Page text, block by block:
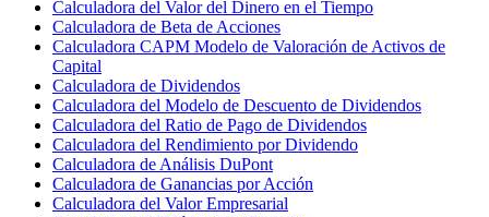
Calculadora del Valor del Dinero en el Tiempo
Calculadora de Beta de Acciones
Calculadora CAPM Modelo de Valoración de Activos de
Capital
Calculadora de Dividendos
Calculadora del Modelo de Descuento de Dividendos
Calculadora del Ratio de Pago de Dividendos
Calculadora del Rendimiento por Dividendo
Calculadora de Análisis DuPont
Calculadora de Ganancias por Acción
Calculadora del Valor Empresarial